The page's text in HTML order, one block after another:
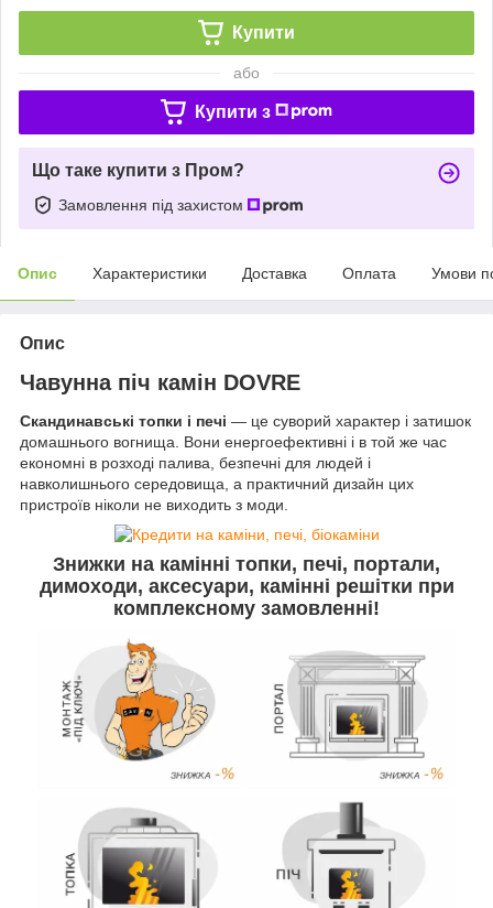
Купити
або
Купити з
Що таке купити з Пром?
Замовлення під захистом
Опис Характеристики Доставка Оплата Умови
Опис
Чавунна піч камін DOVRE
Скандинавські топки і печі — це суворий характер і затишок
домашнього вогнища. Вони енергоефективні і в той же час
економні в розході палива, безпечні для людей і
навколишнього середовища, а практичний дизайн цих
пристроїв ніколи не виходить з моди.
Знижки на камінні топки, печі, портали,
димоходи, аксесуари, камінні решітки при
комплексному замовленні!